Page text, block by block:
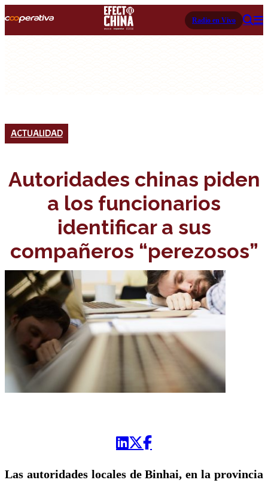
Radio en Vivo
ACTUALIDAD
Autoridades chinas piden
a los funcionarios
identificar a sus
compañeros “perezosos”
Las autoridades locales de Binhai, en la provincia